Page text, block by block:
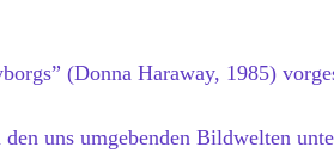
(Donna Haraway, 1985)
uns umgebenden Bildwelten